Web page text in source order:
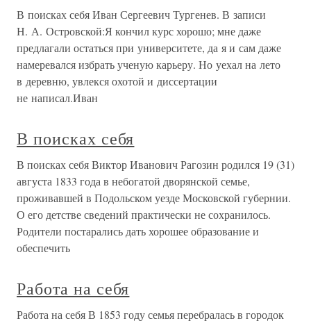
В поисках себя Иван Сергеевич Тургенев. В записи
Н. А. Островской:Я кончил курс хорошо; мне даже
предлагали остаться при университете, да я и сам даже
намеревался избрать ученую карьеру. Но уехал на лето
в деревню, увлекся охотой и диссертации
не написал.Иван
В поисках себя
В поисках себя Виктор Иванович Рагозин родился 19 (31)
августа 1833 года в небогатой дворянской семье,
проживавшей в Подольском уезде Московской губернии.
О его детстве сведений практически не сохранилось.
Родители постарались дать хорошее образование и
обеспечить
Работа на себя
Работа на себя В 1853 году семья перебралась в городок